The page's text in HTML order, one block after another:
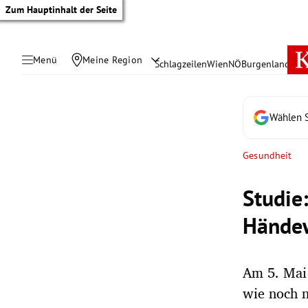
Zum Hauptinhalt der Seite
Menü Meine Region SchlagzeilenWienNÖBurgenland
Wählen
Gesundheit
Am 5.
wie noch